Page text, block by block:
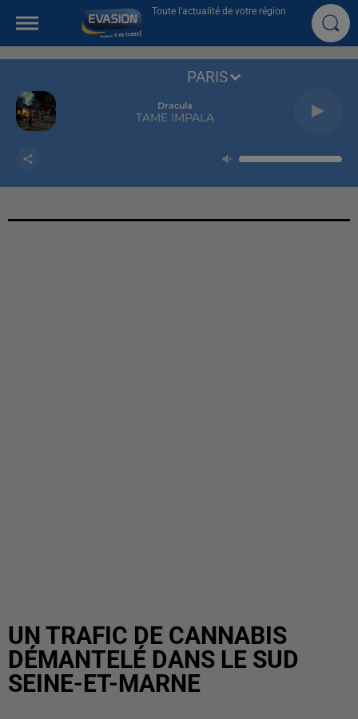
Toute l'actualité de votre région
Dracula
TAME IMPALA
PARIS
UN TRAFIC DE CANNABIS
DÉMANTELÉ DANS LE SUD
SEINE-ET-MARNE